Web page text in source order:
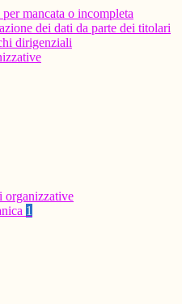
mancata o incompleta
dei dati da parte dei titolari
dirigenziali
organizzative
1